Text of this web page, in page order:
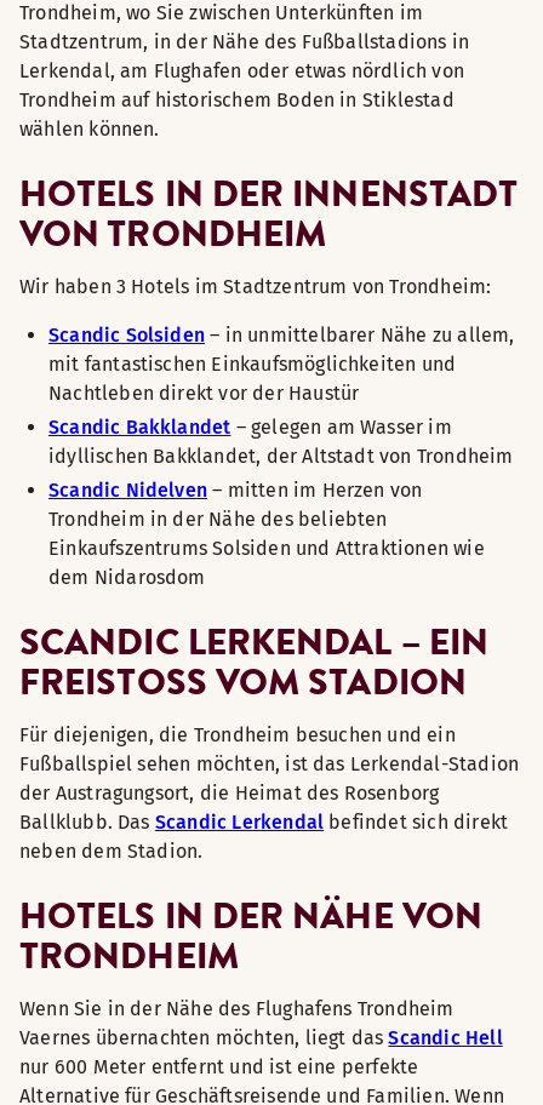
Trondheim, wo Sie zwischen Unterkünften im
Stadtzentrum, in der Nähe des Fußballstadions in
Lerkendal, am Flughafen oder etwas nördlich von
Trondheim auf historischem Boden in Stiklestad
wählen können.
HOTELS IN DER INNENSTADT
VON TRONDHEIM
Wir haben 3 Hotels im Stadtzentrum von Trondheim:
Scandic Solsiden – in unmittelbarer Nähe zu allem,
mit fantastischen Einkaufsmöglichkeiten und
Nachtleben direkt vor der Haustür
Scandic Bakklandet – gelegen am Wasser im
idyllischen Bakklandet, der Altstadt von Trondheim
Scandic Nidelven – mitten im Herzen von
Trondheim in der Nähe des beliebten
Einkaufszentrums Solsiden und Attraktionen wie
dem Nidarosdom
SCANDIC LERKENDAL – EIN
FREISTOSS VOM STADION
Für diejenigen, die Trondheim besuchen und ein
Fußballspiel sehen möchten, ist das Lerkendal-Stadion
der Austragungsort, die Heimat des Rosenborg
Ballklubb. Das Scandic Lerkendal befindet sich direkt
neben dem Stadion.
HOTELS IN DER NÄHE VON
TRONDHEIM
Wenn Sie in der Nähe des Flughafens Trondheim
Vaernes übernachten möchten, liegt dasScandic Hell
nur 600 Meter entfernt und ist eine perfekte
Alternative für Geschäftsreisende und Familien. Wenn